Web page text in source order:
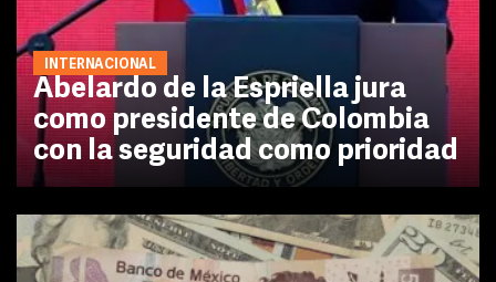
INTERNACIONAL
Abelardo de la Espriella jura
como presidente de Colombia
con la seguridad como prioridad